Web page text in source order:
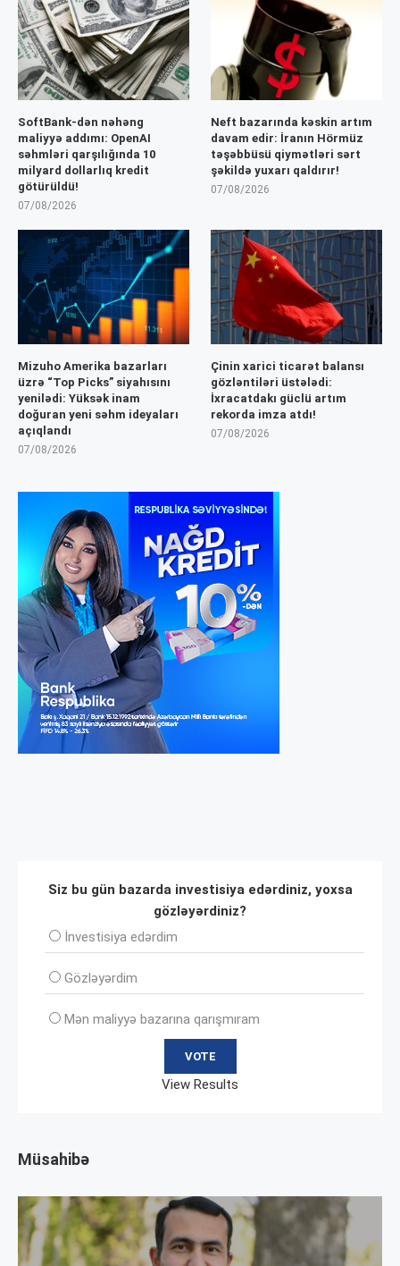
SoftBank-dən nəhəng
maliyyə addımı: OpenAI
səhmləri qarşılığında 10
milyard dollarlıq kredit
götürüldü!
07/08/2026
Neft bazarında kəskin artım
davam edir: İranın Hörmüz
təşəbbüsü qiymətləri sərt
şəkildə yuxarı qaldırır!
07/08/2026
Mizuho Amerika bazarları
üzrə “Top Picks” siyahısını
yenilədi: Yüksək inam
doğuran yeni səhm ideyaları
açıqlandı
07/08/2026
Çinin xarici ticarət balansı
gözləntiləri üstələdi:
İxracatdakı güclü artım
rekorda imza atdı!
07/08/2026
Siz bu gün bazarda investisiya edərdiniz, yoxsa
gözləyərdiniz?
İnvеstisiya edərdim
Gözləyərdim
Mən maliyyə bazarına qarışmıram
View Results
Müsahibə